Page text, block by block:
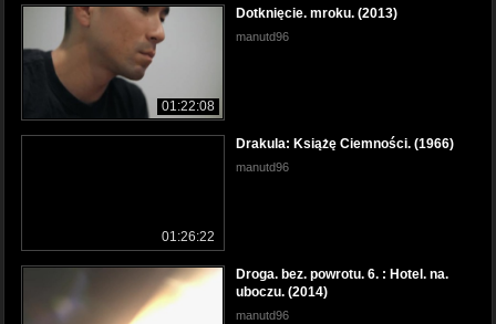
01:22:08
Dotknięcie. mroku. (2013)
manutd96
01:26:22
Drakula: Książę Ciemności. (1966)
manutd96
Droga. bez. powrotu. 6. : Hotel. na.
uboczu. (2014)
manutd96